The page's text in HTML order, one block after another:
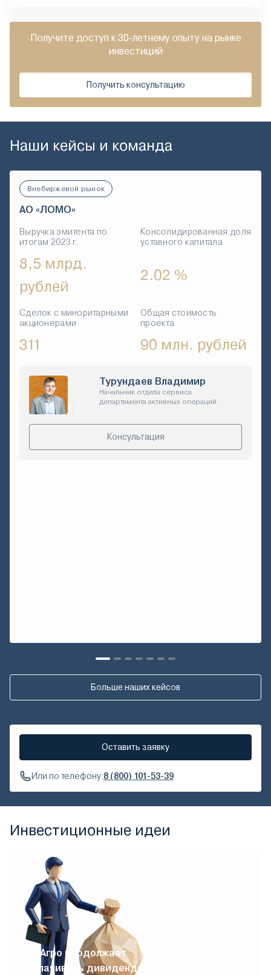
Получите доступ к 30-летнему опыту на рынке
инвестиций
Получить консультацию
Наши кейсы и команда
Внебиржевой рынок
АО «ЛОМО»
Выручка эмитента по
итогам 2023 г.
8,5 млрд.
рублей
Консолидированная доля
уставного капитала
2.02 %
Сделок с миноритарными
акционерами
311
Общая стоимость
проекта
90 млн. рублей
Турундаев Владимир
Начальник отдела сервиса
департамента активных операций
Консультация
Больше наших кейсов
Оставить заявку
Или по телефону:8 (800) 101-53-39
Инвестиционные идеи
ФосАгро продолжает
выплачивать дивиденды